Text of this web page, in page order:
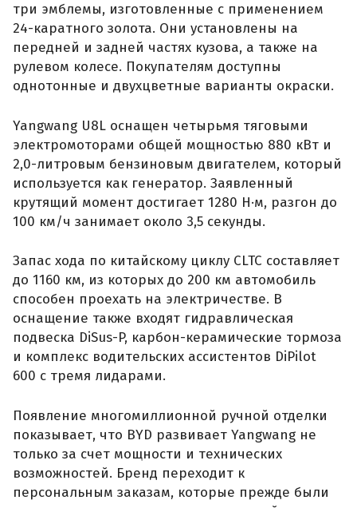
три эмблемы, изготовленные с применением
24-каратного золота. Они установлены на
передней и задней частях кузова, а также на
рулевом колесе. Покупателям доступны
однотонные и двухцветные варианты окраски.
Yangwang U8L оснащен четырьмя тяговыми
электромоторами общей мощностью 880 кВт и
2,0-литровым бензиновым двигателем, который
используется как генератор. Заявленный
крутящий момент достигает 1280 Н·м, разгон до
100 км/ч занимает около 3,5 секунды.
Запас хода по китайскому циклу CLTC составляет
до 1160 км, из которых до 200 км автомобиль
способен проехать на электричестве. В
оснащение также входят гидравлическая
подвеска DiSus-P, карбон-керамические тормоза
и комплекс водительских ассистентов DiPilot
600 с тремя лидарами.
Появление многомиллионной ручной отделки
показывает, что BYD развивает Yangwang не
только за счет мощности и технических
возможностей. Бренд переходит к
персональным заказам, которые прежде были